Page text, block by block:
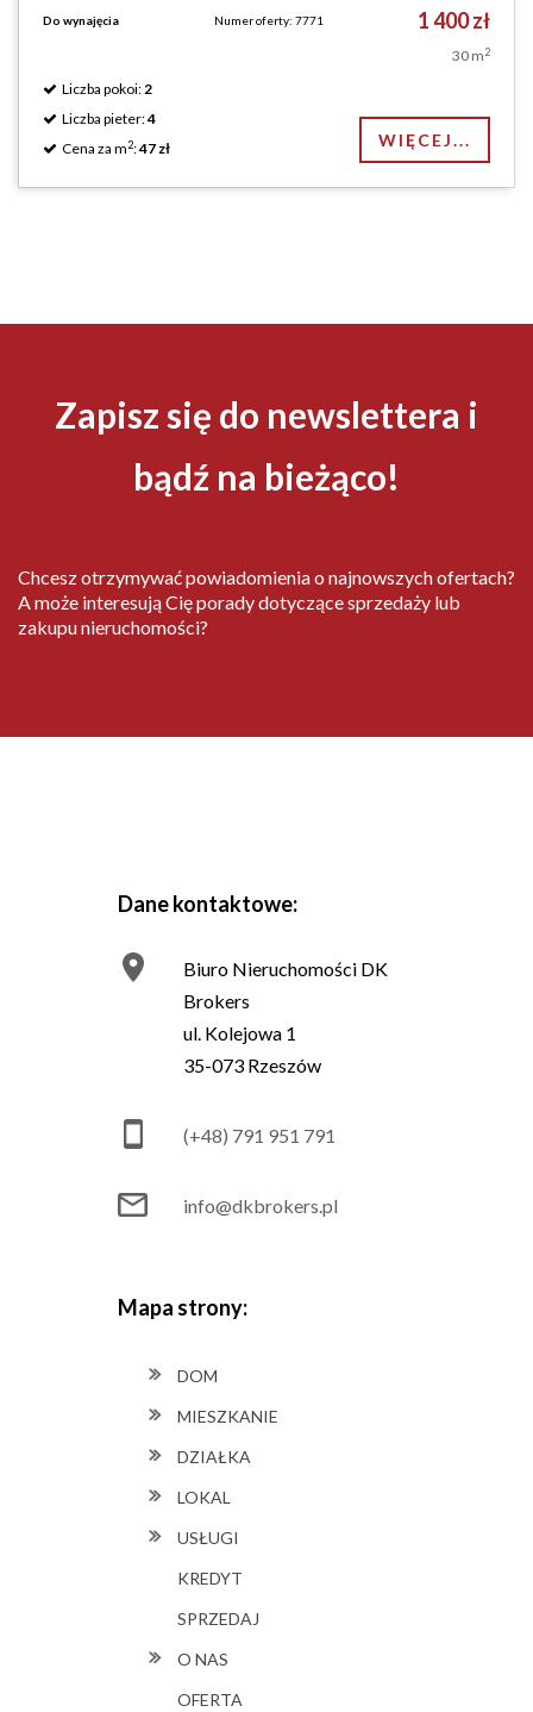
Do wynajęcia Numer oferty: 7771 1 400 zł
30 m2
Liczba pokoi:2
Liczba pieter:4
Cena za m2:47 zł WIĘCEJ...
Zapisz się do newslettera i
bądź na bieżąco!
Chcesz otrzymywać powiadomienia o najnowszych ofertach?
A może interesują Cię porady dotyczące sprzedaży lub
zakupu nieruchomości?
Dane kontaktowe:
Biuro Nieruchomości DK
Brokers
ul. Kolejowa 1
35-073 Rzeszów
(+48) 791 951 791
info@dkbrokers.pl
Mapa strony:
DOM
MIESZKANIE
DZIAŁKA
LOKAL
USŁUGI
KREDYT
SPRZEDAJ
O NAS
OFERTA